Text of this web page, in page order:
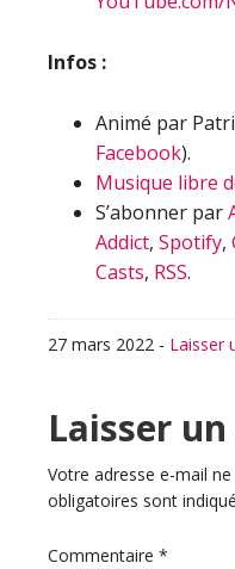
Infos :
Animé par
Facebook).
Musique libre
S’abonner par
Addict, Spotify,
Casts, RSS.
27 mars 2022 - Laisser
du
lecteur
Laisser
Votre adresse e-mail
obligatoires sont
Commentaire *